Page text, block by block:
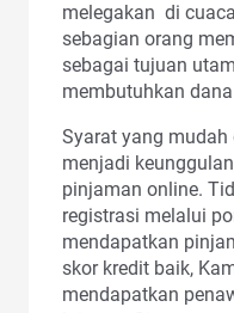
melegakan di
sebagian orang
sebagai tujuan
membutuhkan
Syarat yang mudah
menjadi
pinjaman online.
registrasi melalui
mendapatkan
skor kredit baik,
mendapatkan